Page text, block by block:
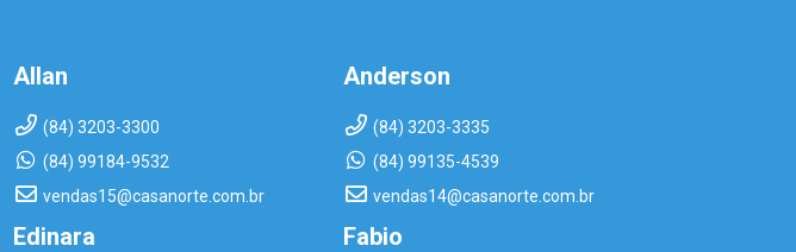
Allan
(84) 3203-3300
(84) 99184-9532
vendas15@casanorte.com.br
Anderson
(84) 3203-3335
(84) 99135-4539
vendas14@casanorte.com.br
Edinara Fabio